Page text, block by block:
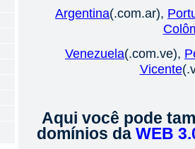
Argentina(.com.ar),
Venezuela(.com.ve),
Vicente
Aqui você pode
domínios da WEB